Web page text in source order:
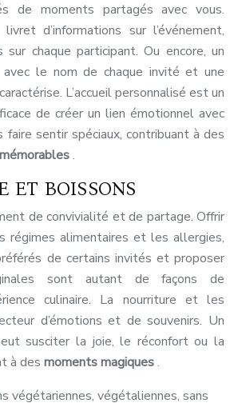
de moments partagés avec vous.
d’informations sur l’événement,
chaque participant. Ou encore, un
avec le nom de chaque invité et une
L’accueil personnalisé est un
de créer un lien émotionnel avec
sentir spéciaux, contribuant à des
.
ET BOISSONS
de convivialité et de partage. Offrir
régimes alimentaires et les allergies,
de certains invités et proposer
sont autant de façons de
culinaire. La nourriture et les
d’émotions et de souvenirs. Un
susciter la joie, le réconfort ou la
à des moments magiques.
végétariennes, végétaliennes, sans